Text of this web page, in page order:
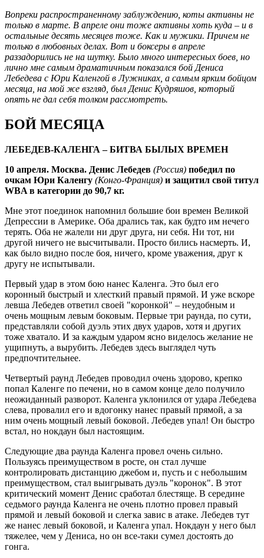
Вопреки распространенному заблуждению, коты активны не
только в марте. В апреле они тоже активны хоть куда – и в
остальные десять месяцев тоже. Как и мужики. Причем не
только в любовных делах. Вот и боксеры в апреле
раззадорились не на шутку. Было много интересных боев, но
лично мне самым драматичным показался бой Дениса
Лебедева с Юри Каленгой в Лужниках, а самым ярким бойцом
месяца, на мой же взгляд, был Денис Кудряшов, который
опять не дал себя толком рассмотреть.
БОЙ МЕСЯЦА
ЛЕБЕДЕВ-КАЛЕНГА – БИТВА БЫЛЫХ ВРЕМЕН
10 апреля. Москва. Денис Лебедев (Россия) победил по
очкам Юри Каленгу (Конго-Франция) и защитил свой титул
WBA в категории до 90,7 кг.
Мне этот поединок напомнил большие бои времен Великой
Депрессии в Америке. Оба дрались так, как будто им нечего
терять. Оба не жалели ни друг друга, ни себя. Ни тот, ни
другой ничего не высчитывали. Просто бились насмерть. И,
как было видно после боя, ничего, кроме уважения, друг к
другу не испытывали.
Первый удар в этом бою нанес Каленга. Это был его
коронный быстрый и хлесткий правый прямой. И уже вскоре
левша Лебедев ответил своей "коронкой" – неудобным и
очень мощным левым боковым. Первые три раунда, по сути,
представляли собой дуэль этих двух ударов, хотя и других
тоже хватало. И за каждым ударом ясно виделось желание не
ущипнуть, а вырубить. Лебедев здесь выглядел чуть
предпочтительнее.
Четвертый раунд Лебедев проводил очень здорово, крепко
попал Каленге по печени, но в самом конце дело получило
неожиданный разворот. Каленга уклонился от удара Лебедева
слева, провалил его и вдогонку нанес правый прямой, а за
ним очень мощный левый боковой. Лебедев упал! Он быстро
встал, но нокдаун был настоящим.
Следующие два раунда Каленга провел очень сильно.
Пользуясь преимуществом в росте, он стал лучше
контролировать дистанцию джебом и, пусть и с небольшим
преимуществом, стал выигрывать дуэль "коронок". В этот
критический момент Денис сработал блестяще. В середине
седьмого раунда Каленга не очень плотно провел правый
прямой и левый боковой и слегка завис в атаке. Лебедев тут
же нанес левый боковой, и Каленга упал. Нокдаун у него был
тяжелее, чем у Дениса, но он все-таки сумел достоять до
гонга.